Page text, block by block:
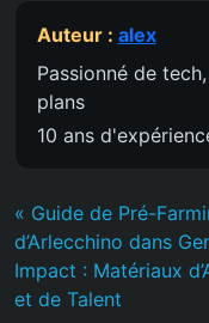
Auteur : alex
Passionné de
plans
10 ans
« Guide de Pré-
d’Arlecchino dans
Impact : Matériaux
et de Talent